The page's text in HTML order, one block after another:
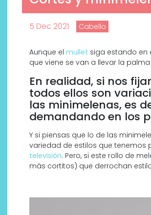
5 Dec 2021 Cabello
Aunque el mullet siga estando en
que viene se van a llevar la
En realidad, si nos
todos ellos son
las minimelenas, es
demandando en los
Y si piensas que lo de las
variedad de estilos que tenemos
televisión. Pero, si este rollo de
más cortitos) que derrochan
Descubre cómo
profesional va
cabinas a tu